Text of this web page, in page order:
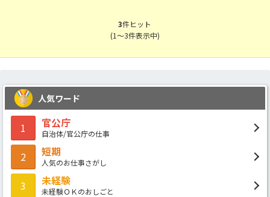
3件ヒット
(1～3件表示中)
人気ワード
1 官公庁
自治体/官公庁の仕事
2 短期
人気のお仕事さがし
3 未経験
未経験ＯＫのおしごと